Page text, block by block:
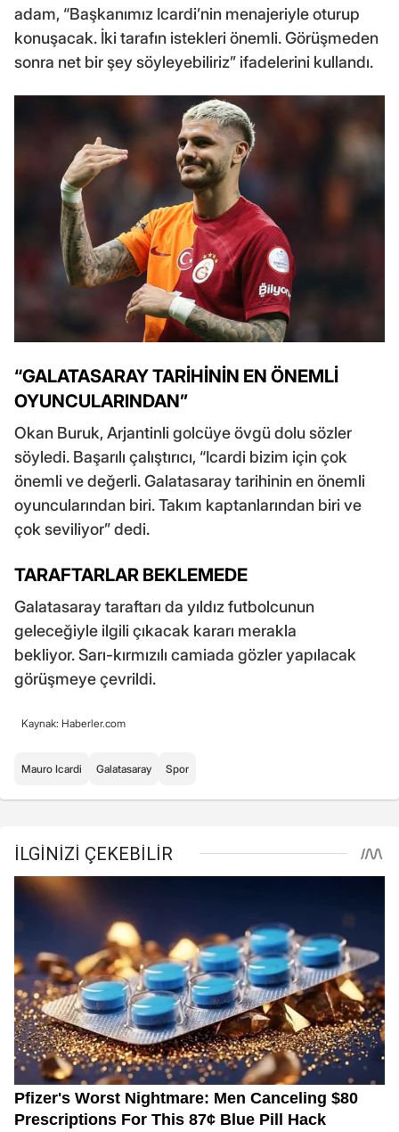
adam, “Başkanımız Icardi’nin menajeriyle oturup
konuşacak. İki tarafın istekleri önemli. Görüşmeden
sonra net bir şey söyleyebiliriz” ifadelerini kullandı.
“GALATASARAY TARİHİNİN EN ÖNEMLİ
OYUNCULARINDAN”
Okan Buruk, Arjantinli golcüye övgü dolu sözler
söyledi. Başarılı çalıştırıcı, “Icardi bizim için çok
önemli ve değerli. Galatasaray tarihinin en önemli
oyuncularından biri. Takım kaptanlarından biri ve
çok seviliyor” dedi.
TARAFTARLAR BEKLEMEDE
Galatasaray taraftarı da yıldız futbolcunun
geleceğiyle ilgili çıkacak kararı merakla
bekliyor. Sarı-kırmızılı camiada gözler yapılacak
görüşmeye çevrildi.
Kaynak: Haberler.com
Mauro Icardi Galatasaray Spor